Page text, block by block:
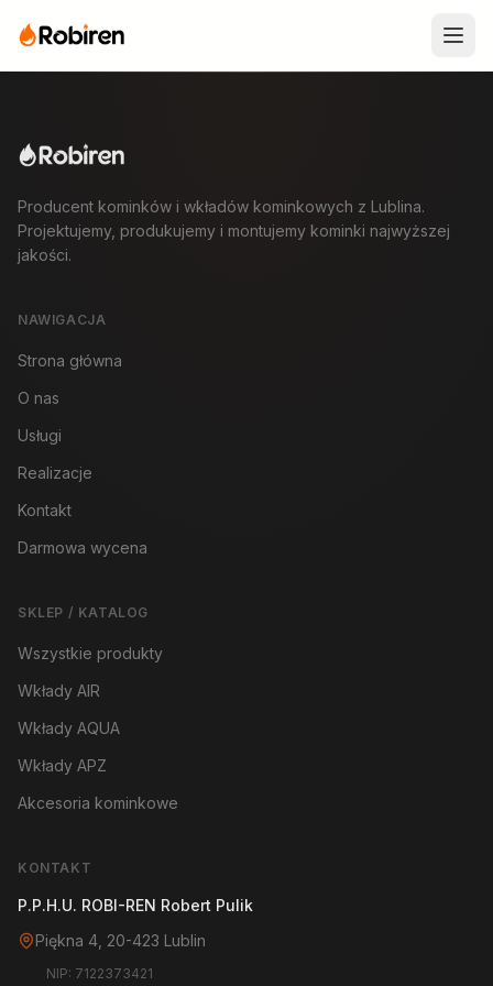
Producent kominków i wkładów kominkowych z Lublina.
Projektujemy, produkujemy i montujemy kominki najwyższej
jakości.
NAWIGACJA
Strona główna
O nas
Usługi
Realizacje
Kontakt
Darmowa wycena
SKLEP / KATALOG
Wszystkie produkty
Wkłady AIR
Wkłady AQUA
Wkłady APZ
Akcesoria kominkowe
KONTAKT
P.P.H.U. ROBI-REN Robert Pulik
Piękna 4, 20-423 Lublin
NIP: 7122373421